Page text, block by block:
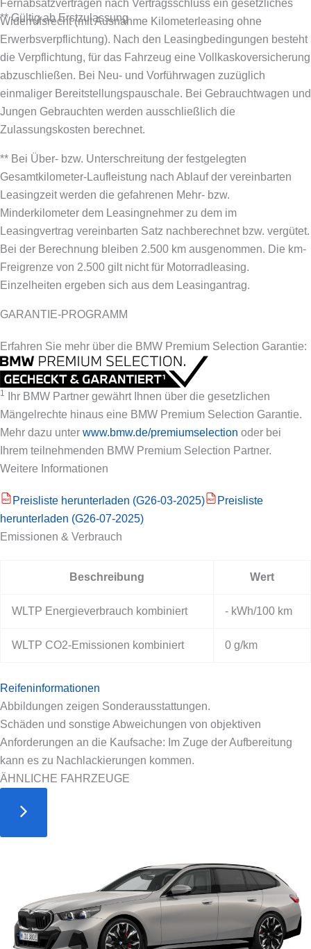
** Gültig ab Erstzulassung
Fernabsatzverträgen nach Vertragsschluss ein gesetzliches
Widerrufsrecht (mit Ausnahme Kilometerleasing ohne
Erwerbsverpflichtung). Nach den Leasingbedingungen besteht
die Verpflichtung, für das Fahrzeug eine Vollkaskoversicherung
abzuschließen. Bei Neu- und Vorführwagen zuzüglich
einmaliger Bereitstellungspauschale. Bei Gebrauchtwagen und
Jungen Gebrauchten werden ausschließlich die
Zulassungskosten berechnet.
** Bei Über- bzw. Unterschreitung der festgelegten
Gesamtkilometer-Laufleistung nach Ablauf der vereinbarten
Leasingzeit werden die gefahrenen Mehr- bzw.
Minderkilometer dem Leasingnehmer zu dem im
Leasingvertrag vereinbarten Satz nachberechnet bzw. vergütet.
Bei der Berechnung bleiben 2.500 km ausgenommen. Die km-
Freigrenze von 2.500 gilt nicht für Motorradleasing.
Einzelheiten ergeben sich aus dem Leasingantrag.
GARANTIE-PROGRAMM
Erfahren Sie mehr über die BMW Premium Selection Garantie:
1
Ihr BMW Partner gewährt Ihnen über die gesetzlichen
Mängelrechte hinaus eine BMW Premium Selection Garantie.
Mehr dazu unter www.bmw.de/premiumselection oder bei
Ihrem teilnehmenden BMW Premium Selection Partner.
Weitere Informationen
PDF Preisliste herunterladen (G26-03-2025) PDF
Preisliste
herunterladen (G26-07-2025)
Emissionen & Verbrauch
Beschreibung Wert
WLTP Energieverbrauch kombiniert - kWh/100 km
WLTP CO2-Emissionen kombiniert 0 g/km
Reifeninformationen
Abbildungen zeigen Sonderausstattungen.
Schäden und sonstige Abweichungen von objektiven
Anforderungen an die Kaufsache: Im Zuge der Aufbereitung
kann es zu Nachlackierungen kommen.
ÄHNLICHE FAHRZEUGE